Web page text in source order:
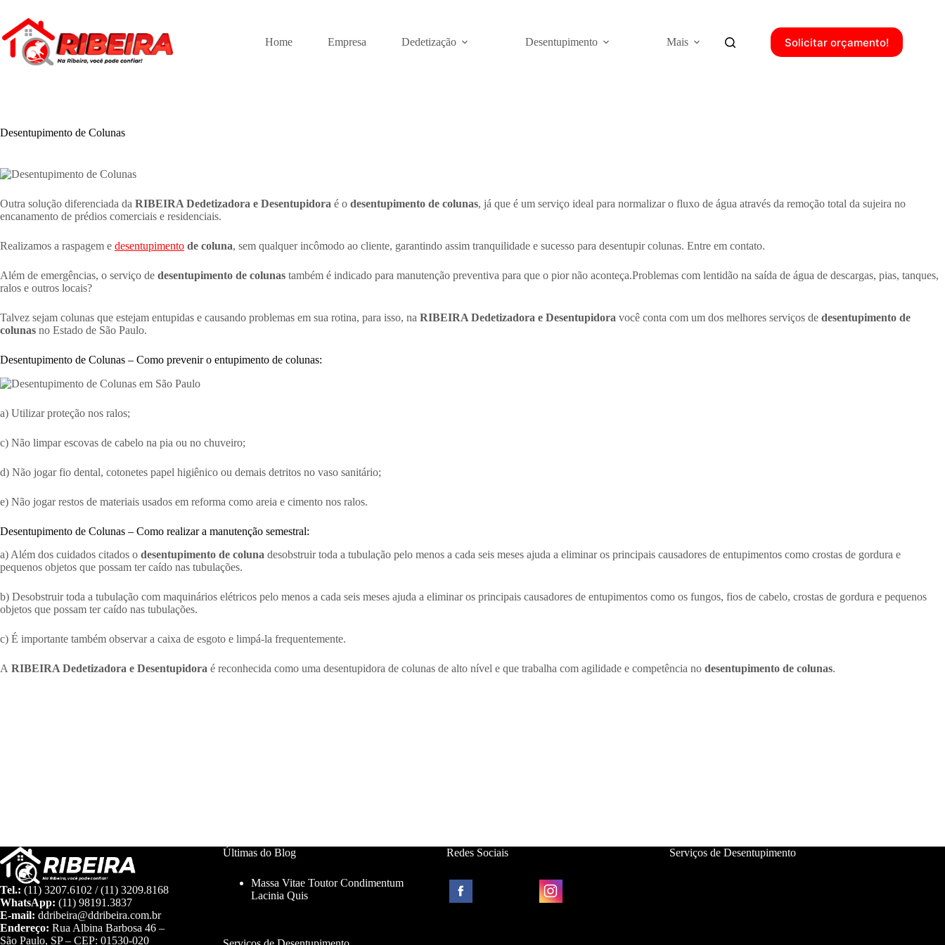
conteúdo
Home Empresa Dedetização Desentupimento Mais Solicitar orçamento!
Desentupimento de Colunas
Outra solução diferenciada da RIBEIRA Dedetizadora e Desentupidora é o desentupimento de colunas, já que é um serviço ideal para normalizar o fluxo de água através da remoção total da sujeira no
encanamento de prédios comerciais e residenciais.
Realizamos a raspagem e desentupimento de coluna, sem qualquer incômodo ao cliente, garantindo assim tranquilidade e sucesso para desentupir colunas. Entre em contato.
Além de emergências, o serviço de desentupimento de colunas também é indicado para manutenção preventiva para que o pior não aconteça.Problemas com lentidão na saída de água de descargas, pias, tanques,
ralos e outros locais?
Talvez sejam colunas que estejam entupidas e causando problemas em sua rotina, para isso, na RIBEIRA Dedetizadora e Desentupidora você conta com um dos melhores serviços de desentupimento de
colunas no Estado de São Paulo.
Desentupimento de Colunas – Como prevenir o entupimento de colunas:
a) Utilizar proteção nos ralos;
c) Não limpar escovas de cabelo na pia ou no chuveiro;
d) Não jogar fio dental, cotonetes papel higiênico ou demais detritos no vaso sanitário;
e) Não jogar restos de materiais usados em reforma como areia e cimento nos ralos.
Desentupimento de Colunas – Como realizar a manutenção semestral:
a) Além dos cuidados citados o desentupimento de coluna desobstruir toda a tubulação pelo menos a cada seis meses ajuda a eliminar os principais causadores de entupimentos como crostas de gordura e
pequenos objetos que possam ter caído nas tubulações.
b) Desobstruir toda a tubulação com maquinários elétricos pelo menos a cada seis meses ajuda a eliminar os principais causadores de entupimentos como os fungos, fios de cabelo, crostas de gordura e pequenos
objetos que possam ter caído nas tubulações.
c) É importante também observar a caixa de esgoto e limpá-la frequentemente.
A RIBEIRA Dedetizadora e Desentupidora é reconhecida como uma desentupidora de colunas de alto nível e que trabalha com agilidade e competência no desentupimento de colunas.
Tel.: (11) 3207.6102 / (11) 3209.8168
WhatsApp: (11) 98191.3837
E-mail: ddribeira@ddribeira.com.br
Endereço: Rua Albina Barbosa 46 –
São Paulo, SP – CEP: 01530-020
Últimas do Blog
Massa Vitae Toutor Condimentum
Lacinia Quis
Redes Sociais Serviços de Desentupimento